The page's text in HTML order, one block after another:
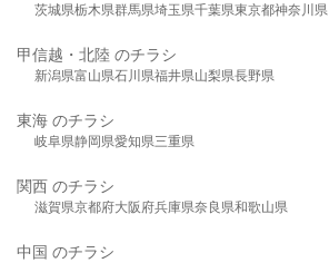
茨城県栃木県群馬県埼玉県千葉県東京都神奈川県
甲信越・北陸 のチラシ
新潟県富山県石川県福井県山梨県長野県
東海 のチラシ
岐阜県静岡県愛知県三重県
関西 のチラシ
滋賀県京都府大阪府兵庫県奈良県和歌山県
中国 のチラシ